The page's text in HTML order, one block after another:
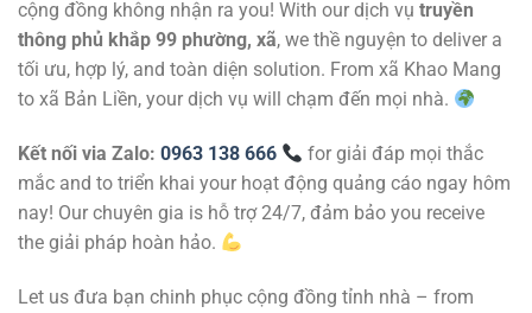
cộng đồng không nhận ra you! With our dịch vụ truyền
thông phủ khắp 99 phường, xã, we thề nguyện to deliver a
tối ưu, hợp lý, and toàn diện solution. From xã Khao Mang
to xã Bản Liền, your dịch vụ will chạm đến mọi nhà.
Kết nối via Zalo: 0963 138 666
for giải đáp mọi thắc
mắc and to triển khai your hoạt động quảng cáo ngay hôm
nay! Our chuyên gia is hỗ trợ 24/7, đảm bảo you receive
the giải pháp hoàn hảo.
Let us đưa bạn chinh phục cộng đồng tỉnh nhà – from